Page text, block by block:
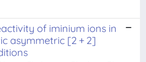
of iminium ions in
asymmetric [2 + 2]